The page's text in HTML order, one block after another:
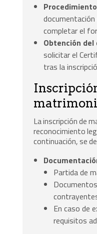
completar el
Obtención
solicitar el
tras la
La inscripción de
reconocimiento
continuación, se
Partida de
En caso de
requisitos